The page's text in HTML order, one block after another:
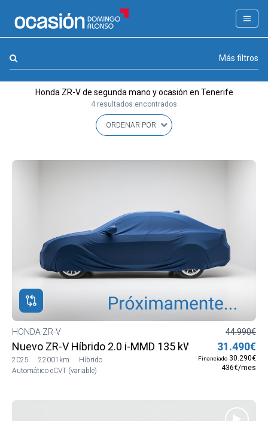
FILTROS
APPROVED
Precio y cuota (0)
Carrocería, año y Kms.
Más filtros
Honda ZR-V de segunda mano y ocasión en Tenerife
4 resultados encontrados
HONDA ZR-V
Nuevo ZR-V Híbrido 2.0 i-MMD 135 kW (184 CV) Sport
2025 22001km
Híbrido
Automático eCVT (variable)
44.990€
31.490€
Financiado 30.290€
436€/mes